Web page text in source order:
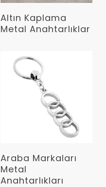
Devamını Oku
Altın Kaplama
Metal Anahtarlıklar
Devamını Oku
Araba Markaları
Metal
Anahtarlıkları